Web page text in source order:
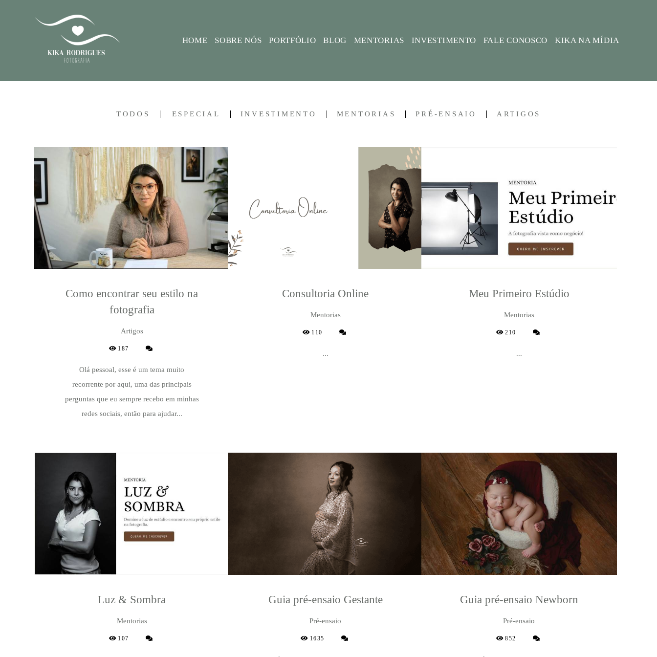
HOME SOBRE NÓS PORTFÓLIO BLOG MENTORIAS INVESTIMENTO FALE CONOSCO KIKA NA MÍDIA
TODOS ESPECIAL INVESTIMENTO MENTORIAS PRÉ-ENSAIO ARTIGOS
Como encontrar seu estilo na
fotografia
Artigos
187
Olá pessoal, esse é um tema muito
recorrente por aqui, uma das principais
perguntas que eu sempre recebo em minhas
redes sociais, então para ajudar...
Consultoria Online
Mentorias
110
...
Meu Primeiro Estúdio
Mentorias
210
...
Luz & Sombra
Mentorias
107
Guia pré-ensaio Gestante
Pré-ensaio
1635
Guia pré-ensaio Newborn
Pré-ensaio
852